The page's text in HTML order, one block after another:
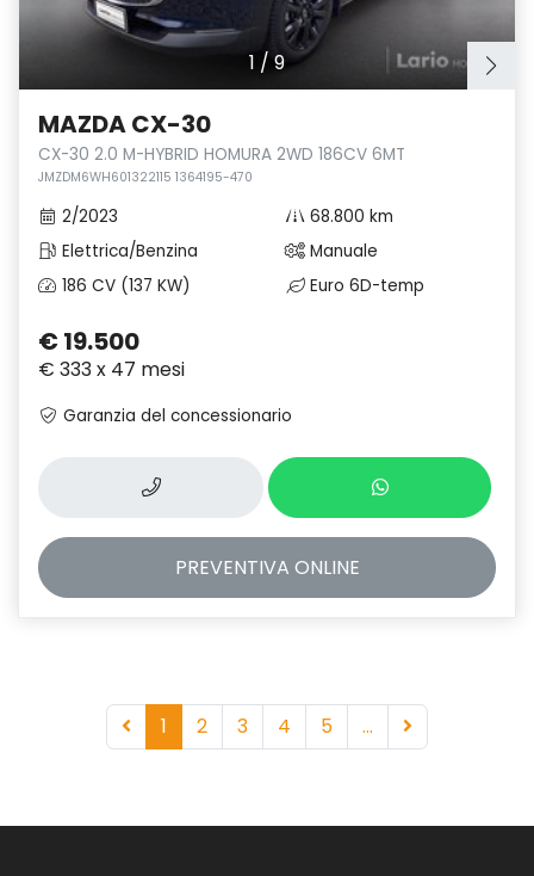
1 / 9
MAZDA CX-30
CX-30 2.0 M-HYBRID HOMURA 2WD 186CV 6MT
JMZDM6WH601322115 1364195-470
2/2023
68.800 km
Elettrica/Benzina
Manuale
186 CV (137 KW)
Euro 6D-temp
€ 19.500
€ 333 x 47 mesi
Garanzia del concessionario
PREVENTIVA ONLINE
1 2 3 4 5 ...